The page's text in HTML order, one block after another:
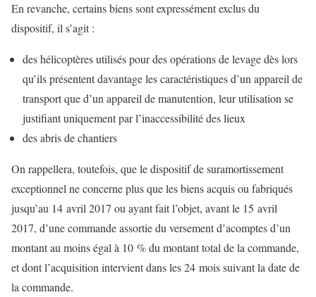
En revanche, certains biens sont expressément exclus du
dispositif, il s’agit :
des hélicoptères utilisés pour des opérations de levage dès lors
qu’ils présentent davantage les caractéristiques d’un appareil de
transport que d’un appareil de manutention, leur utilisation se
justifiant uniquement par l’inaccessibilité des lieux
des abris de chantiers
On rappellera, toutefois, que le dispositif de suramortissement
exceptionnel ne concerne plus que les biens acquis ou fabriqués
jusqu’au 14 avril 2017 ou ayant fait l’objet, avant le 15 avril
2017, d’une commande assortie du versement d’acomptes d’un
montant au moins égal à 10 % du montant total de la commande,
et dont l’acquisition intervient dans les 24 mois suivant la date de
la commande.